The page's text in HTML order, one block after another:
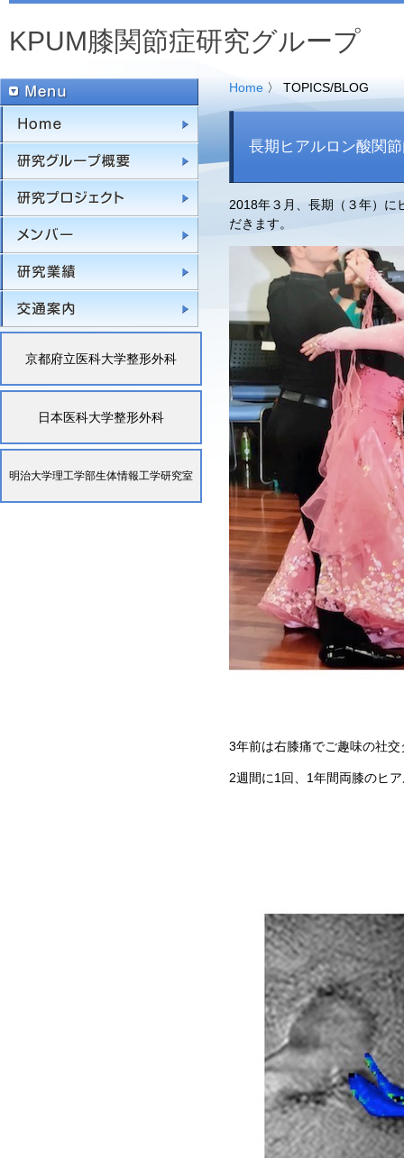
KPUM膝関節症研究グループ
Home
研究グループ概要
メンバー
京都府立医科大学整形外科
日本医科大学整形外科
明治大学理工学部生体情報工学研究室
Home 〉 TOPICS/BLOG
長期ヒアルロン酸関
2018年３月、長期（３年）に
だきます。
3年前は右膝痛でご趣味の社
2週間に1回、1年間両膝のヒ